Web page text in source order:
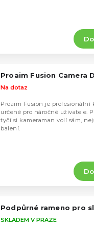
Proaim Fusion Camera
Na dotaz
Proaim Fusion je profesionální
určené pro náročné uživatele.
tyčí si kameraman volí sám,
balení.
Podpůrné rameno pro
SKLADEM V PRAZE